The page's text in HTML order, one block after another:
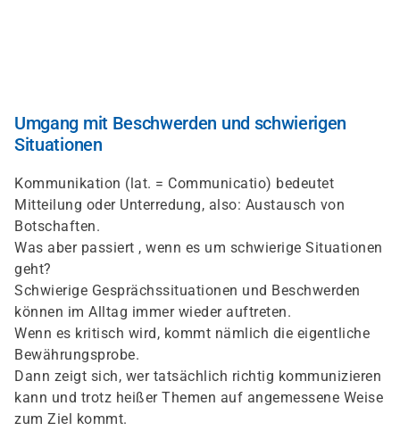
Umgang mit Beschwerden und schwierigen
Situationen
Kommunikation (lat. = Communicatio) bedeutet
Mitteilung oder Unterredung, also: Austausch von
Botschaften.
Was aber passiert , wenn es um schwierige Situationen
geht?
Schwierige Gesprächssituationen und Beschwerden
können im Alltag immer wieder auftreten.
Wenn es kritisch wird, kommt nämlich die eigentliche
Bewährungsprobe.
Dann zeigt sich, wer tatsächlich richtig kommunizieren
kann und trotz heißer Themen auf angemessene Weise
zum Ziel kommt.